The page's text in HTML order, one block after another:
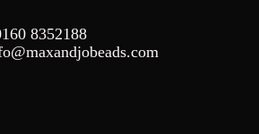
8352188